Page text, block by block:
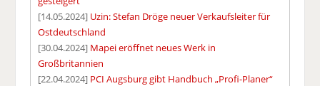
[14.05.2024] Uzin: Stefan Dröge neuer Verkaufsleiter für
Ostdeutschland
[30.04.2024] Mapei eröffnet neues Werk in
Großbritannien
[22.04.2024] PCI Augsburg gibt Handbuch „Profi-Planer“